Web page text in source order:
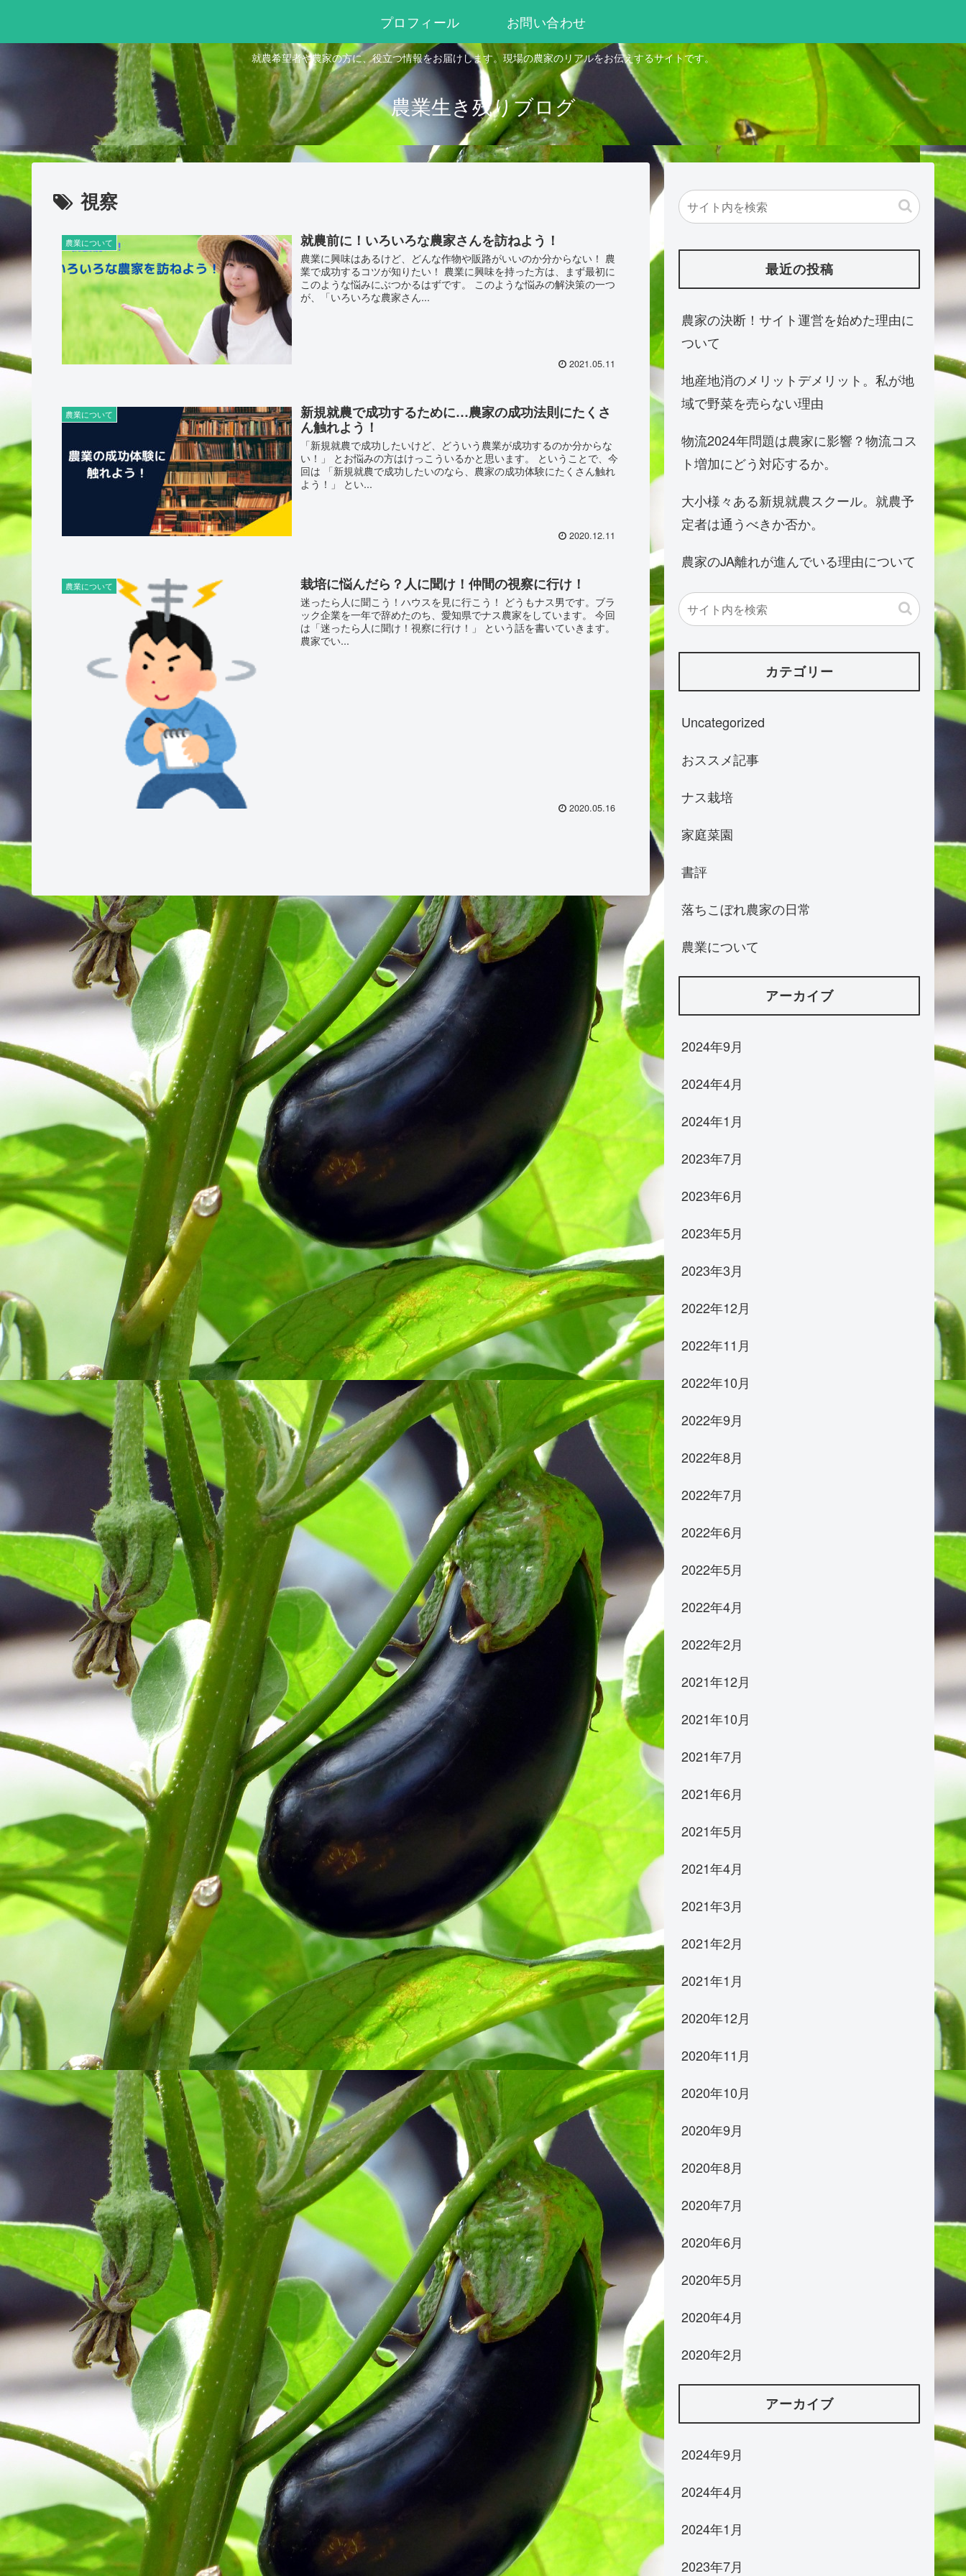
就農希望者や農家の方に、役立つ情報をお届けします。現場の農家のリアルをお伝えするサイトです。
農業生き残りブログ
プロフィール お問い合わせ
視察
農業について 就農前に！いろいろな農家さんを訪ねよう！
農業に興味はあるけど、どんな作物や販路がいいのか分からない！ 農
業で成功するコツが知りたい！ 農業に興味を持った方は、まず最初に
このような悩みにぶつかるはずです。 このような悩みの解決策の一つ
が、「いろいろな農家さん...
2021.05.11
農業について
新規就農で成功するために…農家の成功法則にたくさ
ん触れよう！
「新規就農で成功したいけど、どういう農業が成功するのか分からな
い！」 とお悩みの方はけっこういるかと思います。 ということで、今
回は 「新規就農で成功したいのなら、農家の成功体験にたくさん触れ
よう！」 とい...
2020.12.11
農業について 栽培に悩んだら？人に聞け！仲間の視察に行け！
迷ったら人に聞こう！ハウスを見に行こう！ どうもナス男です。ブラ
ック企業を一年で辞めたのち、愛知県でナス農家をしています。 今回
は「迷ったら人に聞け！視察に行け！」 という話を書いていきます。
農家でい...
2020.05.16
最近の投稿
農家の決断！サイト運営を始めた理由に
ついて
地産地消のメリットデメリット。私が地
域で野菜を売らない理由
物流2024年問題は農家に影響？物流コス
ト増加にどう対応するか。
大小様々ある新規就農スクール。就農予
定者は通うべきか否か。
農家のJA離れが進んでいる理由について
カテゴリー
Uncategorized
おススメ記事
ナス栽培
家庭菜園
書評
落ちこぼれ農家の日常
農業について
アーカイブ
2024年9月
2024年4月
2024年1月
2023年7月
2023年6月
2023年5月
2023年3月
2022年12月
2022年11月
2022年10月
2022年9月
2022年8月
2022年7月
2022年6月
2022年5月
2022年4月
2022年2月
2021年12月
2021年10月
2021年7月
2021年6月
2021年5月
2021年4月
2021年3月
2021年2月
2021年1月
2020年12月
2020年11月
2020年10月
2020年9月
2020年8月
2020年7月
2020年6月
2020年5月
2020年4月
2020年2月
アーカイブ
2024年9月
2024年4月
2024年1月
2023年7月